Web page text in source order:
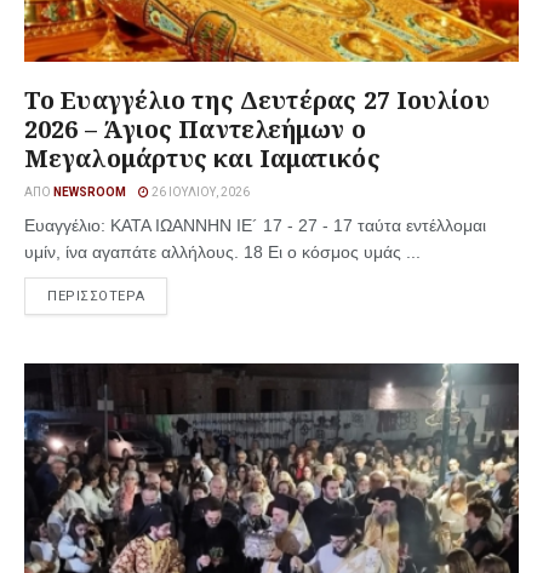
Το Ευαγγέλιο της Δευτέρας 27 Ιουλίου
2026 – Άγιος Παντελεήμων ο
Μεγαλομάρτυς και Ιαματικός
ΑΠΌ NEWSROOM 26 ΙΟΥΛΊΟΥ, 2026
Ευαγγέλιο: ΚΑΤΑ ΙΩΑΝΝΗΝ ΙΕ´ 17 - 27 - 17 ταύτα εντέλλομαι
υμίν, ίνα αγαπάτε αλλήλους. 18 Ει ο κόσμος υμάς ...
ΠΕΡΙΣΣΟΤΕΡΑ